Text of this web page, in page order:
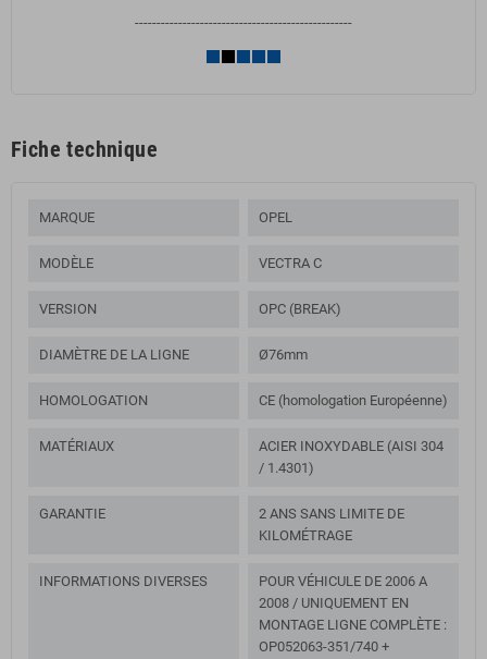
--------------------------------------------------
Fiche technique
MARQUE OPEL
MODÈLE VECTRA C
VERSION OPC (BREAK)
DIAMÈTRE DE LA LIGNE Ø76mm
HOMOLOGATION CE (homologation Européenne)
MATÉRIAUX
ACIER INOXYDABLE (AISI 304
/ 1.4301)
GARANTIE
2 ANS SANS LIMITE DE
KILOMÉTRAGE
INFORMATIONS DIVERSES
POUR VÉHICULE DE 2006 A
2008 / UNIQUEMENT EN
MONTAGE LIGNE COMPLÈTE :
OP052063-351/740 +